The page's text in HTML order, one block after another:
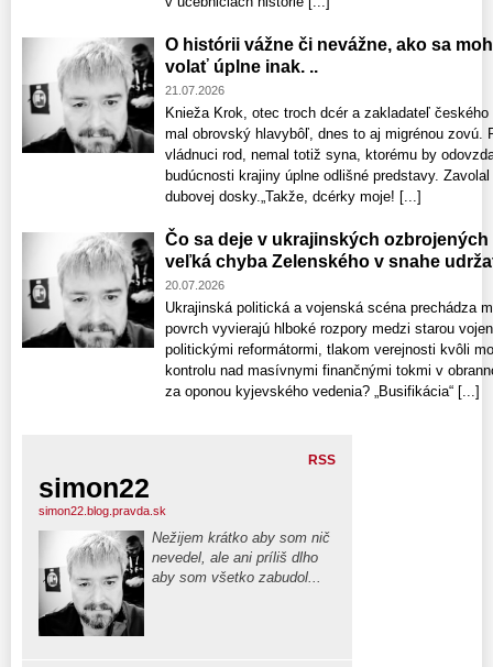
O histórii vážne či nevážne, ako sa
volať úplne inak. ..
21.07.2026
Knieža Krok, otec troch dcér a zakladateľ
mal obrovský hlavybôľ, dnes to aj migrénou zovú.
vládnuci rod, nemal totiž syna, ktorému by
budúcnosti krajiny úplne odlišné predstavy.
dubovej dosky.„Takže, dcérky moje! [...]
Čo sa deje v ukrajinských
veľká chyba Zelenského v snahe
20.07.2026
Ukrajinská politická a vojenská scéna prechádza
povrch vyvierajú hlboké rozpory medzi starou
politickými reformátormi, tlakom verejnosti kvôli
kontrolu nad masívnymi finančnými tokmi v
za oponou kyjevského vedenia? „Busifikácia“ [...]
RSS
simon22
simon22.blog.pravda.sk
Nežijem krátko aby som nič
nevedel, ale ani príliš dlho
aby som všetko zabudol...